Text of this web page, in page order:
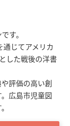
す。
じてアメリカ
した戦後の洋書
評価の高い創
広島市児童図